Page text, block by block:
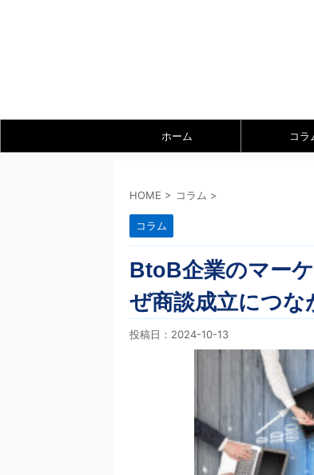
ホーム コラ
HOME > コラム >
コラム
BtoB企業のマー
ぜ商談成立につな
投稿日： 2024-10-13